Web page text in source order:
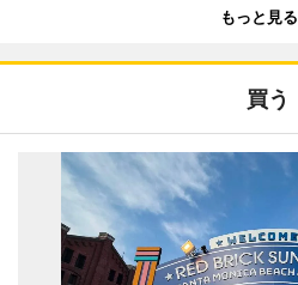
もっと見る
買う